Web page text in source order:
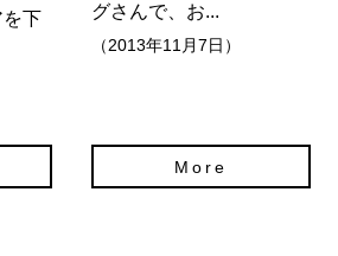
下
グさんで、お...
（2013年11月7日）
More